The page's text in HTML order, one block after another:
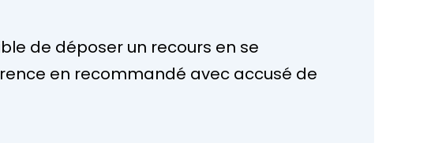
de déposer un recours en se
en recommandé avec accusé de